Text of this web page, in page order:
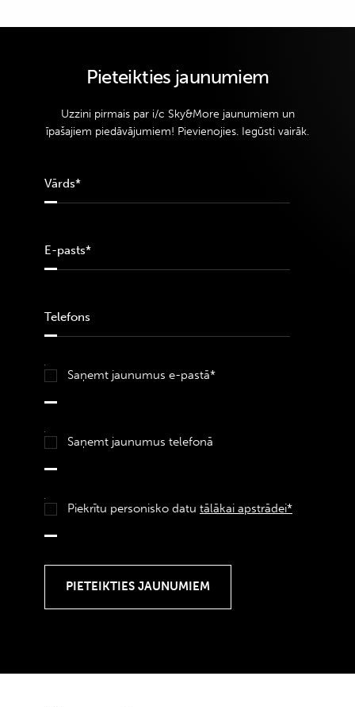
Pieteikties jaunumiem
Uzzini pirmais par i/c Sky&More jaunumiem un
īpašajiem piedāvājumiem! Pievienojies. Iegūsti vairāk.
Saņemt jaunumus e-pastā*
Saņemt jaunumus telefonā
Piekrītu personisko datu tālākai apstrādei*